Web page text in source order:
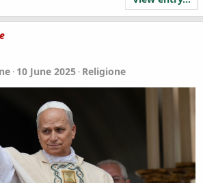
10 June 2025 Religione